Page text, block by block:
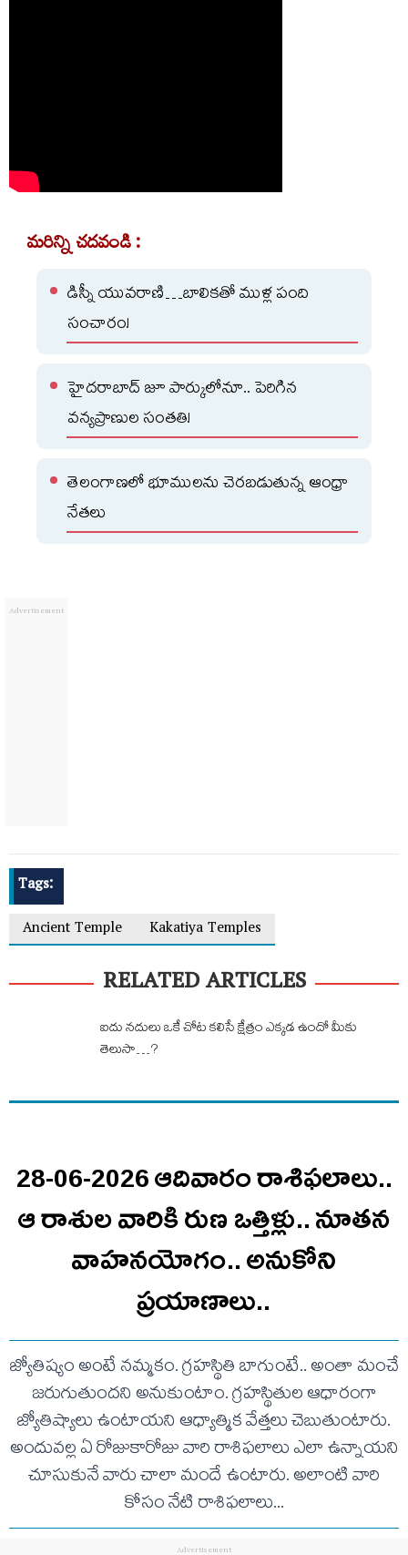
మరిన్ని చదవండి :
డిస్నీ యువరాణి…బాలికతో ముళ్ల పంది
సంచారం!
హైదరాబాద్ జూ పార్కులోనూ.. పెరిగిన
వన్యప్రాణుల సంతతి!
తెలంగాణలో భూములను చెరబడుతున్న ఆంధ్రా
నేతలు
Tags:
Ancient Temple
Kakatiya Temples
RELATED ARTICLES
ఐదు నదులు ఒకే చోట కలిసే క్షేత్రం ఎక్కడ ఉందో మీకు
తెలుసా…?
28-06-2026 ఆదివారం రాశిఫలాలు..
ఆ రాశుల వారికి రుణ ఒత్తిళ్లు.. నూతన
వాహనయోగం.. అనుకోని
ప్రయాణాలు..
జ్యోతిష్యం అంటే నమ్మకం. గ్రహస్థితి బాగుంటే.. అంతా మంచే
జరుగుతుందని అనుకుంటాం. గ్రహస్థితుల ఆధారంగా
జ్యోతిష్యాలు ఉంటాయని ఆధ్యాత్మిక వేత్తలు చెబుతుంటారు.
అందువ‌ల్ల ఏ రోజుకారోజు వారి రాశిఫ‌లాలు ఎలా ఉన్నాయ‌ని
చూసుకునే వారు చాలా మందే ఉంటారు. అలాంటి వారి
కోసం నేటి రాశిఫ‌లాలు...